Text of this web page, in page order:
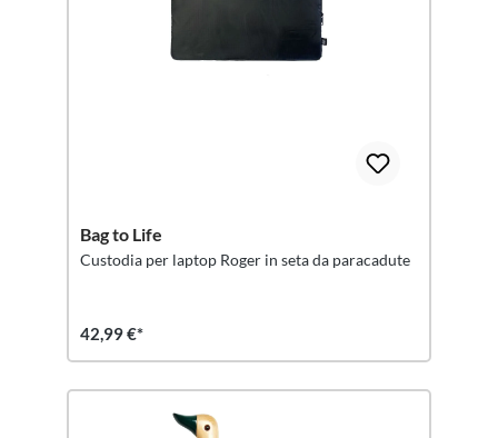
Bag to Life
Custodia per laptop Roger in seta da paracadute
42,99 €*